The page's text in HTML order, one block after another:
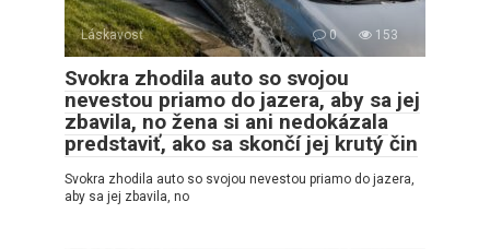
Láskavosť 0 153
Svokra zhodila auto so svojou
nevestou priamo do jazera, aby sa jej
zbavila, no žena si ani nedokázala
predstaviť, ako sa skončí jej krutý čin
Svokra zhodila auto so svojou nevestou priamo do jazera,
aby sa jej zbavila, no